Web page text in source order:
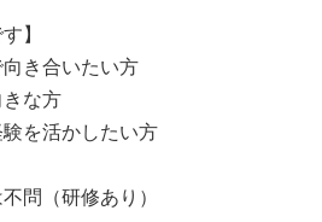
】
き合いたい方
な方
を活かしたい方
問（研修あり）